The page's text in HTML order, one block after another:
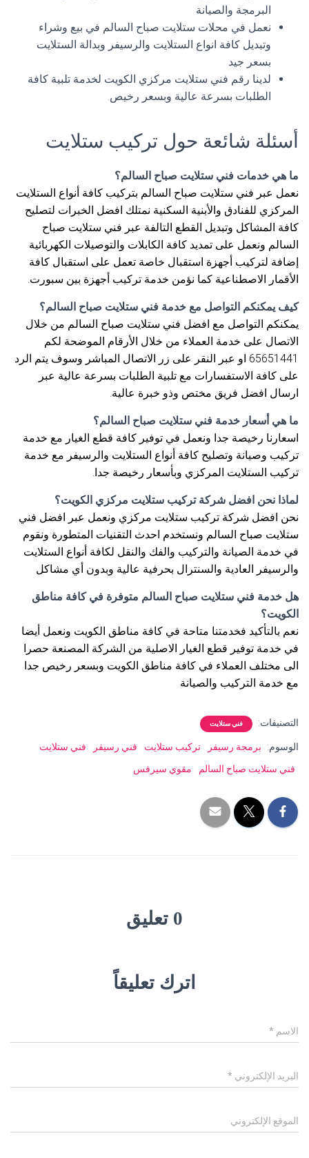
البرمجة والصيانة
نعمل في محلات ستلايت صباح السالم في بيع وشراء
وتبديل كافة انواع الستلايت والرسيفر وبدالة الستلايت
بسعر جيد
لدينا رقم فني ستلايت مركزي الكويت لخدمة تلبية كافة
الطلبات بسرعة عالية وبسعر رخيص.
أسئلة شائعة حول تركيب ستلايت
ما هي خدمات فني ستلايت صباح السالم؟
نعمل عبر فني ستلايت صباح السالم بتركيب كافة أنواع الستلايت
المركزي للفنادق والأبنية السكنية نمتلك افضل الخبرات لتصليح
كافة المشاكل وتبديل القطع التالفة عبر فني ستلايت صباح
السالم ونعمل على تمديد كافة الكابلات والتوصيلات الكهربائية
إضافة لتركيب أجهزة استقبال خاصة تعمل على استقبال كافة
الأقمار الاصطناعية كما نؤمن خدمة تركيب أجهزة بين سبورت.
كيف يمكنكم التواصل مع خدمة فني ستلايت صباح السالم؟
يمكنكم التواصل مع افضل فني ستلايت صباح السالم من خلال
الاتصال على خدمة العملاء من خلال الأرقام الموضحة لكم
65651441 او عبر النقر على زر الاتصال المباشر وسوف يتم الرد
على كافة الاستفسارات مع تلبية الطلبات بسرعة عالية عبر
ارسال افضل فريق مختص وذو خبرة عالية.
ما هي أسعار خدمة فني ستلايت صباح السالم؟
اسعارنا رخيصة جدا ونعمل في توفير كافة قطع الغيار مع خدمة
تركيب وصيانة وتصليح كافة أنواع الستلايت والرسيفر مع خدمة
تركيب الستلايت المركزي وبأسعار رخيصة جدا.
لماذا نحن افضل شركة تركيب ستلايت مركزي الكويت؟
نحن افضل شركة تركيب ستلايت مركزي ونعمل عبر افضل فني
ستلايت صباح السالم ونستخدم احدث التقنيات المتطورة ونقوم
في خدمة الصيانة والتركيب والفك والنقل لكافة أنواع الستلايت
والرسيفر العادية والسنترال بحرفية عالية وبدون أي مشاكل
هل خدمة فني ستلايت صباح السالم متوفرة في كافة مناطق
الكويت؟
نعم بالتأكيد فخدمتنا متاحة في كافة مناطق الكويت ونعمل أيضا
في خدمة توفير قطع الغيار الاصلية من الشركة المصنعة حصرا
الى مختلف العملاء في كافة مناطق الكويت وبسعر رخيص جدا
مع خدمة التركيب والصيانة
التصنيفات: فني ستلايت
الوسوم: برمجة رسيفر تركيب ستلايت فني رسيفر
فني ستلايت
فني ستلايت صباح السالم
مقوي سيرفس
0 تعليق
اترك تعليقاً
الاسم *
البريد الإلكتروني *
الموقع الإلكتروني